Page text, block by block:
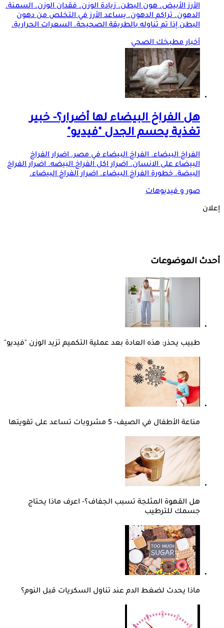
الأرز الأبيض. هون البطن. زيادة الوزن. فقدان الوزن. السمنة.
الدهون. تراكم الدهون. يساعد الأرز في التخلص من دهون
البطن إذا تم تناوله بالطريقة الصحيحة. السعرات الحرارية.
أخبار مطبخك الصحي
هل الفراخ البيضاء لها أضرار؟- خبير
تغذية يحسم الجدل "فيديو"
الفراخ البيضاء. الفراخ البيضاء في مصر. اضرار الفراخ
البيضاء على الانسان. اضرار اكل الفراخ البيضه. اضرار الفراخ
البيضة. خطورة الفراخ البيضاء. اضرار الفراخ البيضاء.
صور و فيديوهات
إعلان
أحدث الموضوعات
طبيب يحذر: هذه العادة بعد عملية التكميم تزيد الوزن "فيديو"
مناعة الأطفال في الصيف- 5 مشروبات تساعد على تقويتها
هل القهوة المثلجة تسبب الجفاف؟- اعرف ماذا يحتاج
جسمك للترطيب
ماذا يحدث لضغط الدم عند تناول السكريات قبل النوم؟